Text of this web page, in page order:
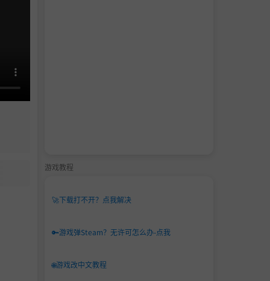
游戏教程
🚀下载打不开？点我解决
🔑游戏弹Steam？无许可怎么办-点我
🌐游戏改中文教程